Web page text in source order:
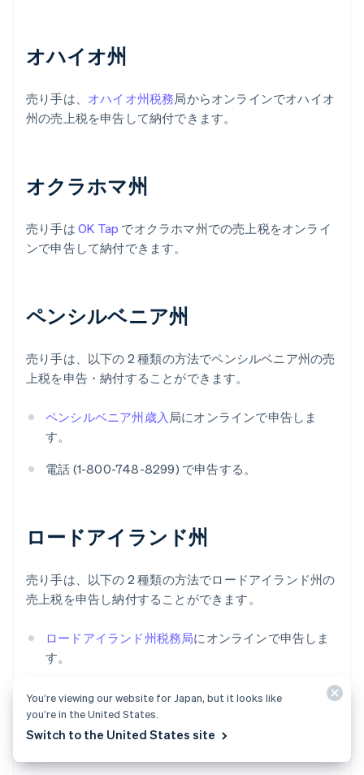
オハイオ州
売り手は、 オハイオ州税務局からオンラインでオハイオ
州の売上税を申告して納付できます。
オクラホマ州
売り手は OK Tap でオクラホマ州での売上税をオンライ
ンで申告して納付できます。
ペンシルベニア州
売り手は、以下の 2 種類の方法でペンシルベニア州の売
上税を申告・納付することができます。
ペンシルベニア州歳入 局にオンラインで申告しま
す。
電話 (1-800-748-8299) で申告する。
ロードアイランド州
売り手は、以下の 2 種類の方法でロードアイランド州の
売上税を申告し納付することができます。
ロードアイランド州税務局にオンラインで申告しま
す。
を使用して郵
送で支払う。前年の納税額が 200 ドル以上の場合、
売り手はオンラインで申告して支払う必要がありま
You’re viewing our website for Japan, but it looks like
you’re in the United States.
Switch to the United States site